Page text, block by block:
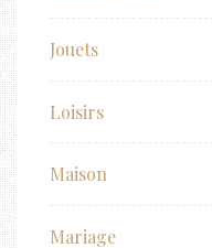
Jouets
Loisirs
Maison
Mariage